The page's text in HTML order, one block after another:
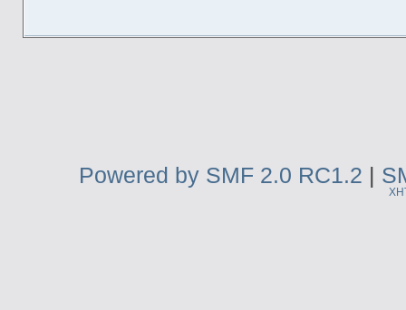
Powered by SMF 2.0 RC1.2 |